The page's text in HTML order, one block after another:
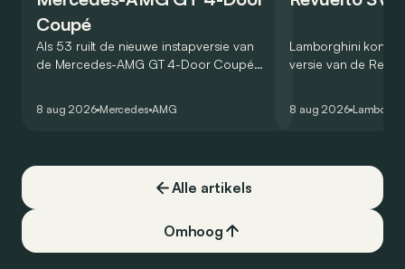
Coupé
Als 53 ruilt de nieuwe instapversie van
de Mercedes-AMG GT 4-Door Coupé
8 aug 2026 Mercedes AMG
Lamborghini
versie van de
een record voor
8 aug 2026
Alle artikels
Omhoog